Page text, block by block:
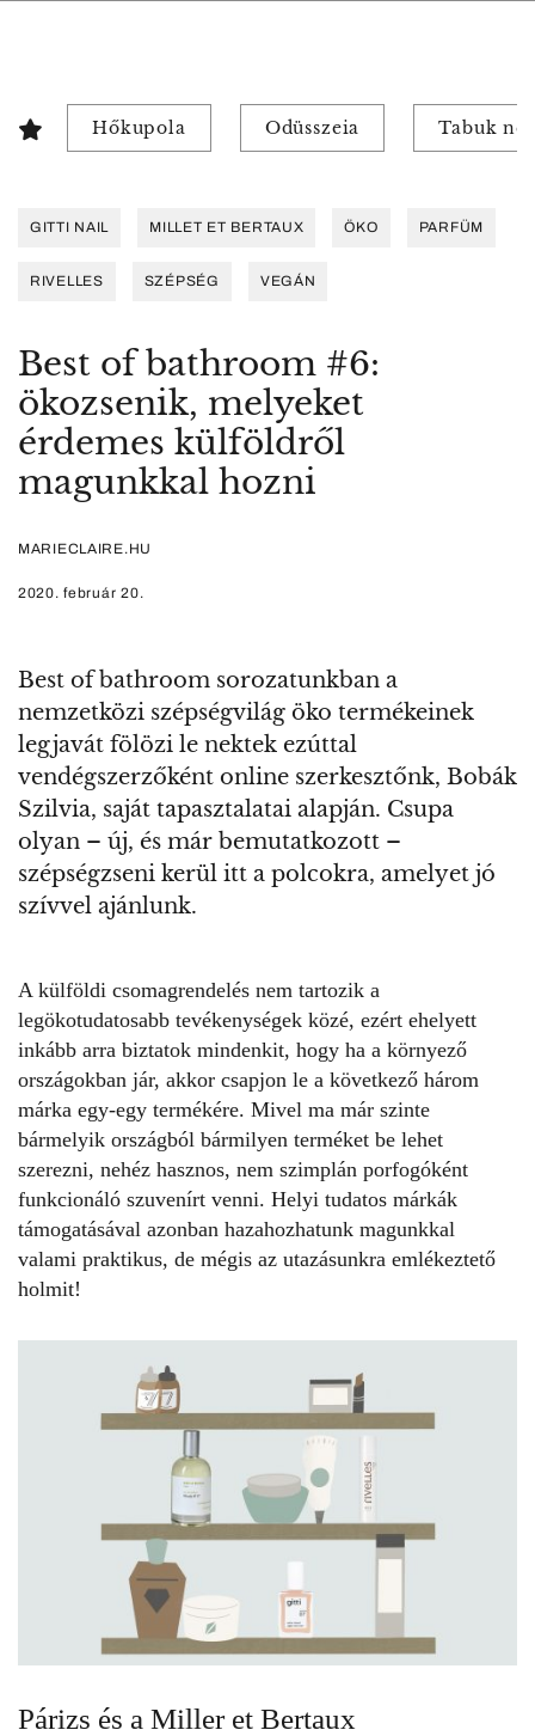
Hőkupola Odüsszeia Tabuk
GITTI NAIL MILLET ET BERTAUX ÖKO PARFÜM
RIVELLES SZÉPSÉG VEGÁN
Best of bathroom #6:
ökozsenik, melyeket
érdemes külföldről
magunkkal hozni
MARIECLAIRE.HU
2020. február 20.
Best of bathroom sorozatunkban a
nemzetközi szépségvilág öko termékeinek
legjavát fölözi le nektek ezúttal
vendégszerzőként online szerkesztőnk, Bobák
Szilvia, saját tapasztalatai alapján. Csupa
olyan – új, és már bemutatkozott –
szépségzseni kerül itt a polcokra, amelyet jó
szívvel ajánlunk.
A külföldi csomagrendelés nem tartozik a
legökotudatosabb tevékenységek közé, ezért ehelyett
inkább arra biztatok mindenkit, hogy ha a környező
országokban jár, akkor csapjon le a következő három
márka egy-egy termékére. Mivel ma már szinte
bármelyik országból bármilyen terméket be lehet
szerezni, nehéz hasznos, nem szimplán porfogóként
funkcionáló szuvenírt venni. Helyi tudatos márkák
támogatásával azonban hazahozhatunk magunkkal
valami praktikus, de mégis az utazásunkra emlékeztető
holmit!
Párizs és a Miller et Bertaux